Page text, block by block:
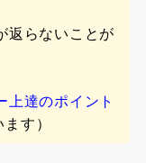
返らないことが
上達のポイント
す）